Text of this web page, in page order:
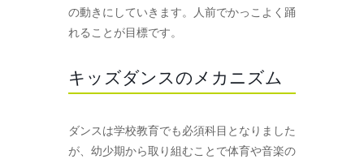
の動きにしていきます。人前でかっこよく踊
れることが目標です。
キッズダンスのメカニズム
ダンスは学校教育でも必須科目となりました
が、幼少期から取り組むことで体育や音楽の